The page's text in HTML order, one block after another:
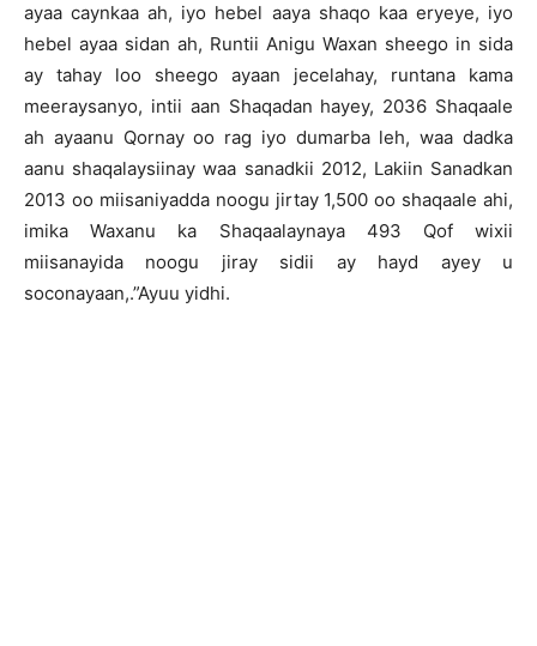
ayaa caynkaa ah, iyo hebel aaya shaqo kaa eryeye, iyo
hebel ayaa sidan ah, Runtii Anigu Waxan sheego in sida
ay tahay loo sheego ayaan jecelahay, runtana kama
meeraysanyo, intii aan Shaqadan hayey, 2036 Shaqaale
ah ayaanu Qornay oo rag iyo dumarba leh, waa dadka
aanu shaqalaysiinay waa sanadkii 2012, Lakiin Sanadkan
2013 oo miisaniyadda noogu jirtay 1,500 oo shaqaale ahi,
imika Waxanu ka Shaqaalaynaya 493 Qof wixii
miisanayida noogu jiray sidii ay hayd ayey u
soconayaan,.”Ayuu yidhi.